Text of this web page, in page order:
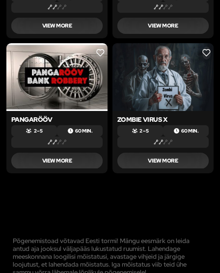
VIEW MORE VIEW MORE
LIKE
PANGARÖÖV
2 – 5 60 MIN.
VIEW MORE
LIKE
ZOMBIE VIRUS X
2 – 5 60 MIN.
VIEW MORE
Põgenemistoad võtavad Eesti tormi! Mängu eesmärk on leida
antud aja jooksul väljapääs lukustatud ruumist. Lahendage
meeskonnana loogilisi mõistatusi, avastage vihjeid ja järgige
loojutust, et lahendada mõistatus. Iga mõistatus viib teid ühe